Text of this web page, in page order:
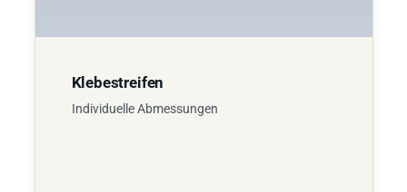
Klebestreifen
Individuelle Abmessungen